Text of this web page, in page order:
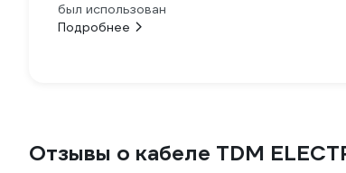
был использован
Подробнее
Отзывы о кабеле TDM